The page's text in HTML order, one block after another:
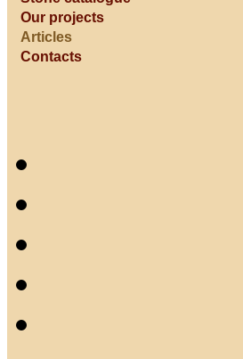
Our projects
Articles
Contacts